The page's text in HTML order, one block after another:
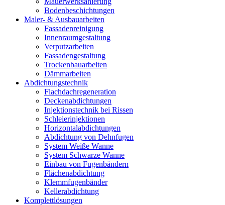
Bodenbeschichtungen
Maler- & Ausbauarbeiten
Fassadenreinigung
Innenraumgestaltung
Verputzarbeiten
Fassadengestaltung
Trockenbauarbeiten
Dämmarbeiten
Abdichtungstechnik
Flachdachregeneration
Deckenabdichtungen
Injektionstechnik bei Rissen
Schleierinjektionen
Horizontalabdichtungen
Abdichtung von Dehnfugen
System Weiße Wanne
System Schwarze Wanne
Einbau von Fugenbändern
Flächenabdichtung
Klemmfugenbänder
Kellerabdichtung
Komplettlösungen